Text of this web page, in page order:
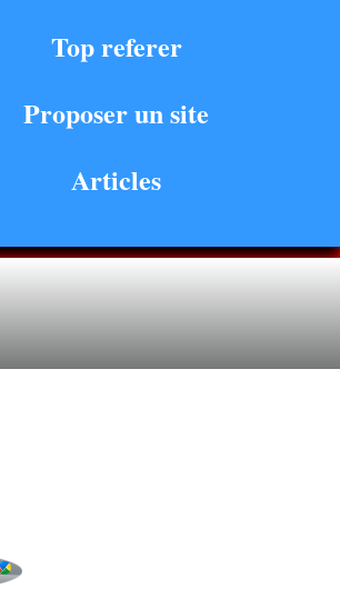
Top referer
Proposer un site
Articles